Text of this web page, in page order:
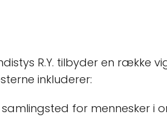
R.Y. tilbyder en
inkluderer:
samlingsted for mennesker